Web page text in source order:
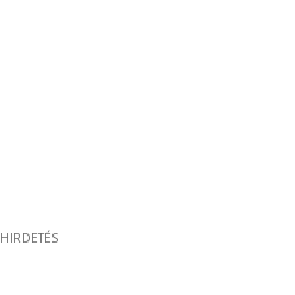
HIRDETÉS